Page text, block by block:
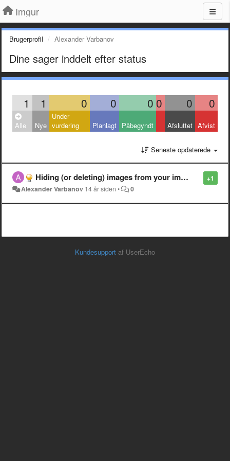
Imgur
Brugerprofil Alexander Varbanov
Dine sager inddelt efter status
1 1 0 0 0 0 0 0
Alle Nye
Under
vurdering
Planlagt Påbegyndt Afsluttet Afvist
Seneste opdaterede
+1
Hiding (or deleting) images from your imgur gallery removes them from any albums that contain them.
Alexander Varbanov 14 år siden • 0
Kundesupport af UserEcho